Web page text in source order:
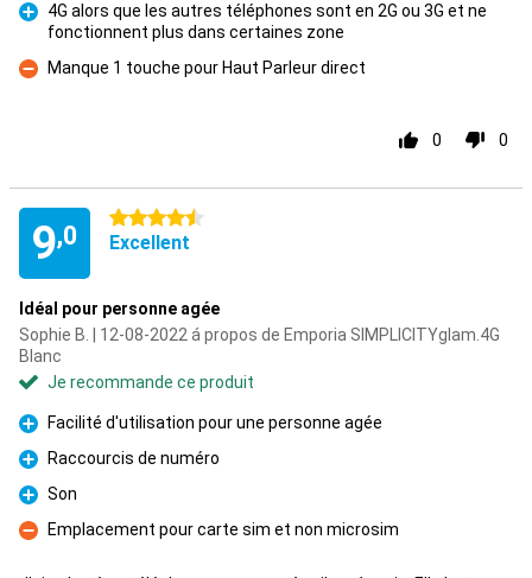
Pour
4G alors que les autres téléphones sont en 2G ou 3G et ne
fonctionnent plus dans certaines zone
Contre
Manque 1 touche pour Haut Parleur direct
0 0
9,0
4.5 étoiles
Excellent
Idéal pour personne agée
Sophie B. | 12-08-2022 á propos de Emporia SIMPLICITYglam.4G
Blanc
Je recommande ce produit
Pour
Facilité d'utilisation pour une personne agée
Pour
Raccourcis de numéro
Pour
Son
Contre
Emplacement pour carte sim et non microsim